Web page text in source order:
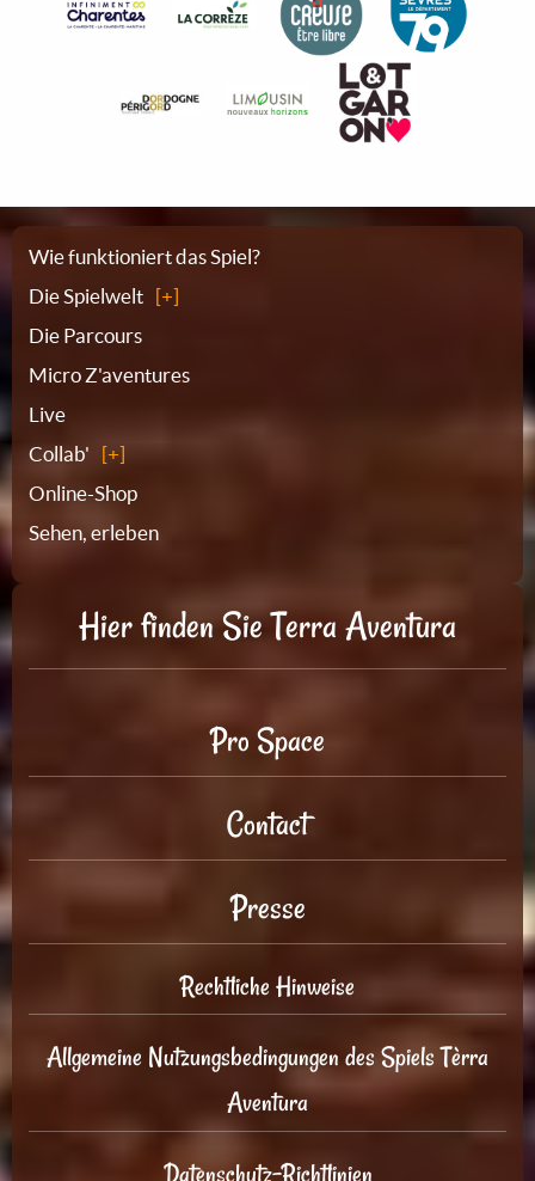
Sitemap
Wie funktioniert das Spiel?
Die Spielwelt
Die Parcours
Micro Z'aventures
Live
Collab'
Online-Shop
Sehen, erleben
Hier finden Sie Terra Aventura
Pro Space
Contact
Presse
Rechtliche Hinweise
Allgemeine Nutzungsbedingungen des Spiels Tèrra
Aventura